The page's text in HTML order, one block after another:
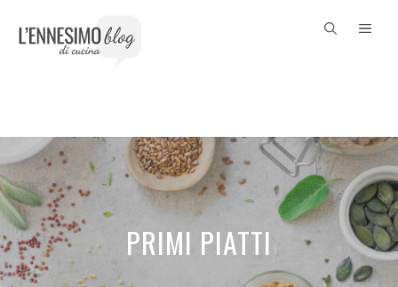
contenuto
PRIMI PIATTI